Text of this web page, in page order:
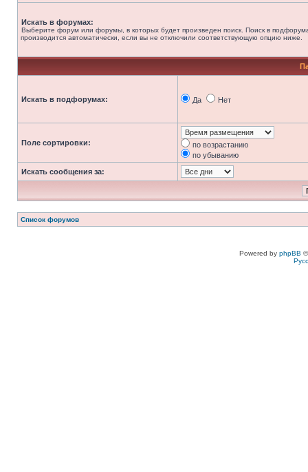
Искать в форумах:
Выберите форум или форумы, в которых будет произведен поиск. Поиск в
производится автоматически, если вы не отключили соответствующую опцию ниже.
Искать в подфорумах: Да Нет
Поле сортировки:
по возрастанию
по убыванию
Искать сообщения за:
Список форумов
Powered by phpBB